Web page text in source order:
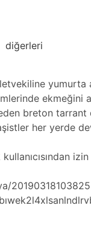
diğerleri
yumurta
ekmeğini
breton
her yerde